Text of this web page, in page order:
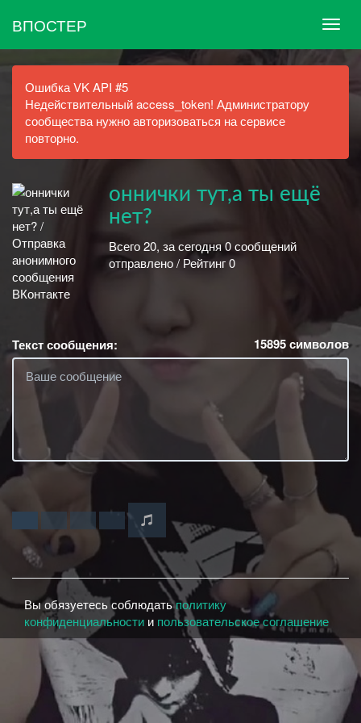
ВПОСТЕР
Ошибка VK API #5
Недействительный access_token! Администратору
сообщества нужно авторизоваться на сервисе
повторно.
оннички тут,а ты ещё
нет?
Всего 20, за сегодня 0 сообщений
отправлено / Рейтинг 0
Текст сообщения: 15895символов
Вы обязуетесь соблюдатьполитику
конфиденциальности и пользовательское соглашение